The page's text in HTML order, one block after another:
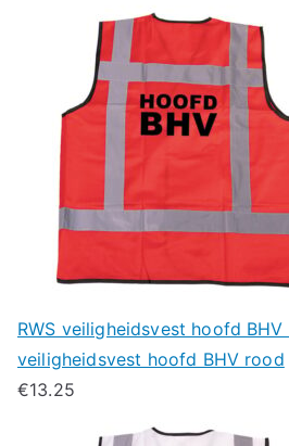
RWS veiligheidsvest hoofd
veiligheidsvest hoofd BHV rood
€13.25